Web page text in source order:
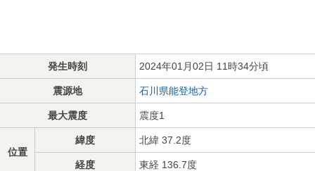
発生時刻 2024年01月02日 11時34分頃
震源地 石川県能登地方
最大震度 震度1
位置
緯度 北緯 37.2度
経度 東経 136.7度